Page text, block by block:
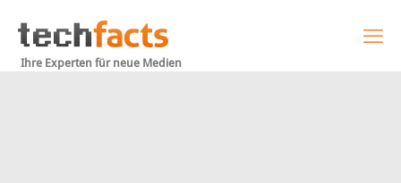
Ihre Experten für neue Medien